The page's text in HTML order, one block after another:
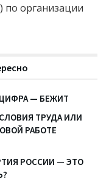
по организации
— БЕЖИТ
ТРУДА ИЛИ
РАБОТЕ
РОССИИ — ЭТО